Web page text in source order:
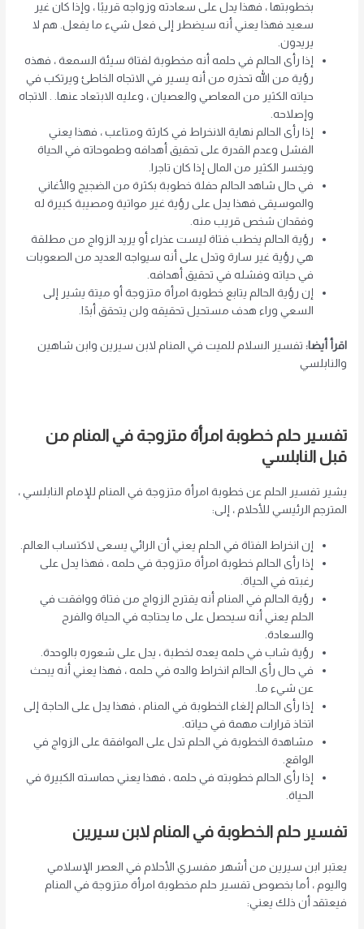
بخطوبتها ، فهذا يدل على سعادته وزواجه قريبًا ، وإذا كان غير
سعيد فهذا يعني أنه سيضطر إلى فعل شيء ما يفعل. هم لا
يريدون.
إذا رأى الحالم في حلمه أنه مخطوبة لفتاة سيئة السمعة ، فهذه
رؤية من الله تحذره من أنه يسير في الاتجاه الخاطئ ويرتكب في
حياته الكثير من المعاصي والعصيان ، وعليه الابتعاد عنها. . الاتجاه
وإصلاحه.
إذا رأى الحالم نهاية الانخراط في كارثة ومتاعب ، فهذا يعني
الفشل وعدم القدرة على تحقيق أهدافه وطموحاته في الحياة
ويخسر الكثير من المال إذا كان تاجرا.
في حال شاهد الحالم حفلة خطوبة بكثرة من الضجيج والأغاني
والموسيقى فهذا يدل على رؤية غير مواتية ومصيبة كبيرة له
وفقدان شخص قريب منه.
رؤية الحالم يخطب فتاة ليست عذراء أو يريد الزواج من مطلقة
هي رؤية غير سارة وتدل على أنه سيواجه العديد من الصعوبات
في حياته وفشله في تحقيق أهدافه.
إن رؤية الحالم يتابع خطوبة امرأة متزوجة أو ميتة يشير إلى
السعي وراء هدف مستحيل تحقيقه ولن يتحقق أبدًا.
اقرأ أيضا: تفسير السلام للميت في المنام لابن سيرين وابن شاهين
والنابلسي
تفسير حلم خطوبة امرأة متزوجة في المنام من
قبل النابلسي
يشير تفسير الحلم عن خطوبة امرأة متزوجة في المنام للإمام النابلسي ،
المترجم الرئيسي للأحلام ، إلى:
إن انخراط الفتاة في الحلم يعني أن الرائي يسعى لاكتساب العالم.
إذا رأى الحالم خطوبة امرأة متزوجة في حلمه ، فهذا يدل على
رغبته في الحياة.
رؤية الحالم في المنام أنه يقترح الزواج من فتاة ووافقت في
الحلم يعني أنه سيحصل على ما يحتاجه في الحياة والفرح
والسعادة.
رؤية شاب في حلمه يعده لخطبة ، يدل على شعوره بالوحدة.
في حال رأى الحالم انخراط والده في حلمه ، فهذا يعني أنه يبحث
عن شيء ما.
إذا رأى الحالم إلغاء الخطوبة في المنام ، فهذا يدل على الحاجة إلى
اتخاذ قرارات مهمة في حياته.
مشاهدة الخطوبة في الحلم تدل على الموافقة على الزواج في
الواقع.
إذا رأى الحالم خطوبته في حلمه ، فهذا يعني حماسته الكبيرة في
الحياة.
تفسير حلم الخطوبة في المنام لابن سيرين
يعتبر ابن سيرين من أشهر مفسري الأحلام في العصر الإسلامي
واليوم ، أما بخصوص تفسير حلم مخطوبة امرأة متزوجة في المنام
فيعتقد أن ذلك يعني: